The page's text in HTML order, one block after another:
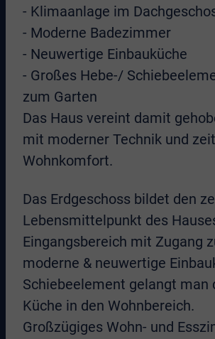
- Klimaanlage im
- Moderne Badezimmer
- Neuwertige Einbauküche
- Großes Hebe-/
zum Garten
Das Haus vereint damit
mit moderner Technik und
Wohnkomfort.
Das Erdgeschoss bildet den
Lebensmittelpunkt des
Eingangsbereich mit Zugang
moderne & neuwertige
Schiebeelement gelangt man
Küche in den Wohnbereich.
Großzügiges Wohn- und